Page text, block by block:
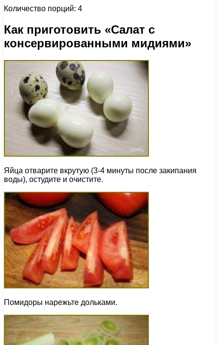
Количество порций: 4
Как приготовить «Салат с
консервированными мидиями»
Яйца отварите вкрутую (3-4 минуты после закипания
воды), остудите и очистите.
Помидоры нарежьте дольками.